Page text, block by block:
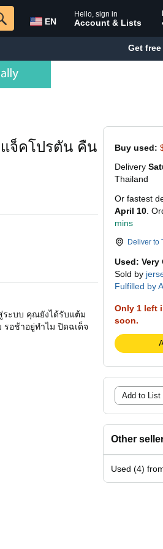
EN
Hello, sign in
Account & Lists
Get
Buy used:
Delivery
Thailand
Or fastest
April 10 .
mins
Deliver to
Used: Very
Sold by
Fulfilled by
Only 1 left
soon.
Add to List
Other
Used (4)
แจ็คโปรตัน คืน
ระบบ คุณยังได้รับแต้ม
รอช้าอยู่ทำไม ปิดฉเด็จ